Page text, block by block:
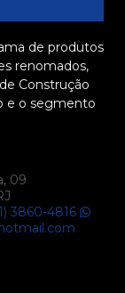
de produtos
renomados,
Construção
e o segmento
09
3860-4816